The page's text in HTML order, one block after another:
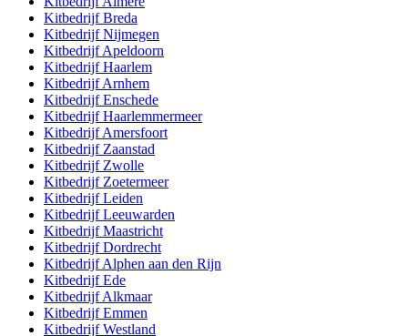
KitbedrijfBreda
KitbedrijfNijmegen
KitbedrijfApeldoorn
KitbedrijfHaarlem
KitbedrijfArnhem
KitbedrijfEnschede
KitbedrijfHaarlemmermeer
KitbedrijfAmersfoort
Kitbedrijf Zaanstad
Kitbedrijf Zwolle
Kitbedrijf Zoetermeer
KitbedrijfLeiden
KitbedrijfLeeuwarden
KitbedrijfMaastricht
KitbedrijfDordrecht
KitbedrijfAlphen aan den Rijn
KitbedrijfEde
KitbedrijfAlkmaar
KitbedrijfEmmen
KitbedrijfWestland